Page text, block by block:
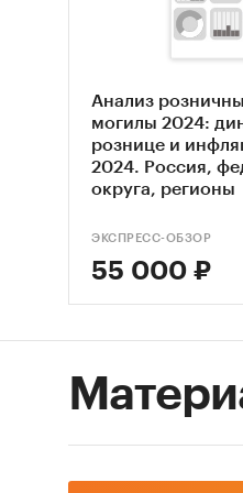
Анализ
могилы 2024:
рознице и
2024. Россия,
округа, регионы
ЭКСПРЕСС-ОБЗОР
55 000 ₽